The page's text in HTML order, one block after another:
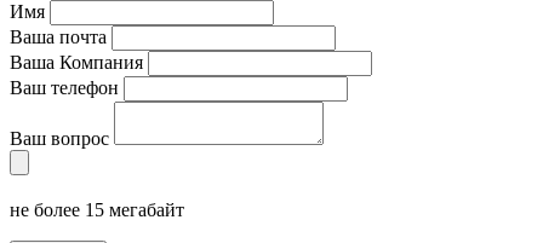
Имя
Ваша почта
Ваша Компания
Ваш телефон
Ваш вопрос
не более 15 мегабайт